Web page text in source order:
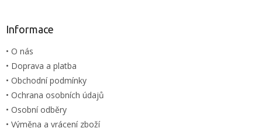
Informace
• O nás
• Doprava a platba
• Obchodní podmínky
• Ochrana osobních údajů
• Osobní odběry
• Výměna a vrácení zboží